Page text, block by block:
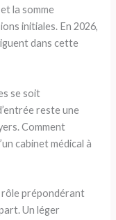
la somme
initiales. En 2026,
dans cette
se soit
reste une
Comment
cabinet médical à
rôle prépondérant
Un léger